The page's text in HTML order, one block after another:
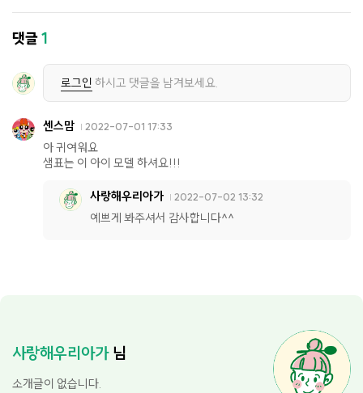
댓글1
로그인 하시고 댓글을 남겨보세요.
센스맘 2022-07-01 17:33
아 귀여워요
샘표는 이 아이 모델 하셔요!!!
사랑해우리아가 2022-07-02 13:32
예쁘게 봐주셔서 감사합니다^^
사랑해우리아가님
소개글이 없습니다.